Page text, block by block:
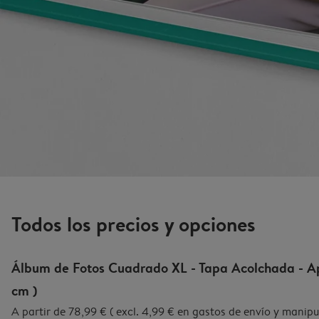
Todos los precios y opciones
Álbum de Fotos Cuadrado XL - Tapa Acolchada -
cm )
A partir de 78,99 € ( excl. 4,99 € en gastos de envío y